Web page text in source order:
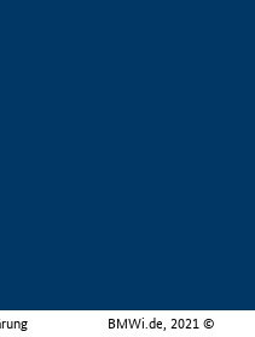
BMWi.de, 2021 ©